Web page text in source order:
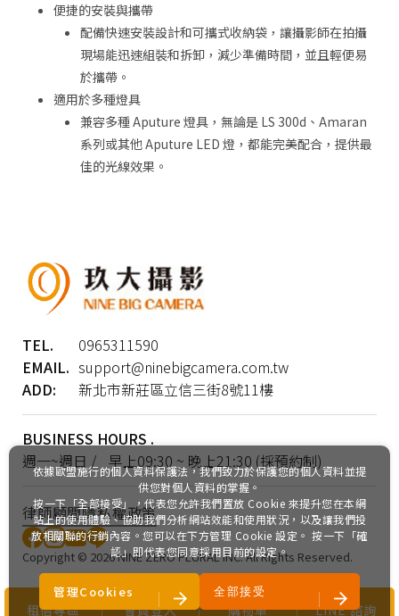
便捷的安裝與攜帶
配備快速安裝設計和可攜式收納袋，讓攝影師在拍攝
現場能迅速組裝和拆卸，減少準備時間，並且輕便易
於攜帶。
適用於多種燈具
兼容多種 Aputure 燈具，無論是 LS 300d、Amaran
系列或其他 Aputure LED 燈，都能完美配合，提供最
佳的光線效果。
TEL.
0965311590
EMAIL. support@ninebigcamera.com.tw
ADD:
新北市新莊區立信三街8號11樓
BUSINESS HOURS .
週一~週日 / 早上09:30 ~ 晚上21:30 (採預約制)
律師顧問隱私權政策
Copyright © 2026NINE ZERO PLURAL INC.All Rights Reserved.
租借專區 會員登入 購物車 LINE 諮詢
依據歐盟施行的個人資料保護法，我們致力於保護您的個人資料並提
供您對個人資料的掌握。
按一下「全部接受」，代表您允許我們置放 Cookie 來提升您在本網
站上的使用體驗、協助我們分析網站效能和使用狀況，以及讓我們投
放相關聯的行銷內容。您可以在下方管理 Cookie 設定。 按一下「確
認」即代表您同意採用目前的設定。
管理Cookies 全部接受